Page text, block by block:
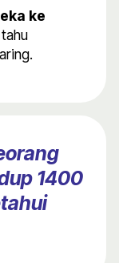
ke
1400